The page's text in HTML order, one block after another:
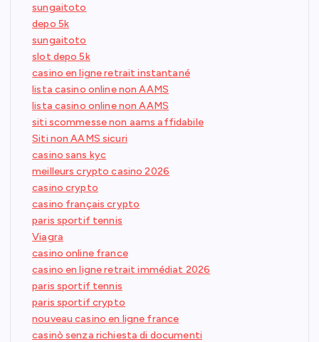
sungaitoto
depo 5k
sungaitoto
slot depo 5k
casino en ligne retrait instantané
lista casino online non AAMS
lista casino online non AAMS
siti scommesse non aams affidabile
Siti non AAMS sicuri
casino sans kyc
meilleurs crypto casino 2026
casino crypto
casino français crypto
paris sportif tennis
Viagra
casino online france
casino en ligne retrait immédiat 2026
paris sportif tennis
paris sportif crypto
nouveau casino en ligne france
casinò senza richiesta di documenti